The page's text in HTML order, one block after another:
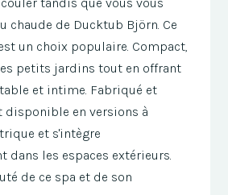
chaude de Ducktub Björn. Ce
un choix populaire. Compact,
petits jardins tout en offrant
et intime. Fabriqué et
disponible en versions à
et s'intègre
dans les espaces extérieurs.
de ce spa et de son